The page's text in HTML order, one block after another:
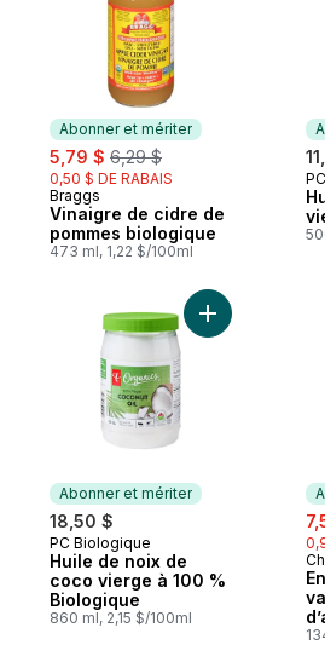
Abonner et mériter
sale:
5,79 $ , formerly:
6,29 $
0,50 $ DE RABAIS
Abonner et mériter
Braggs
Vinaigre de cidre de
pommes biologique
473 ml, 1,22 $/100ml
Abonner et mériter
18,50 $
Abonner et mériter
PC Biologique
Huile de noix de
coco vierge à 100 %
Biologique
860 ml, 2,15 $/100ml
Ajouter Huile